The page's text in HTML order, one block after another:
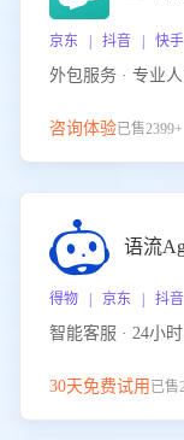
京东 | 抖音 | 快
外包服务 · 专业
咨询体验已售2399+
语流
得物 | 京东 | 抖
智能客服 · 24小
30天免费试用 已售